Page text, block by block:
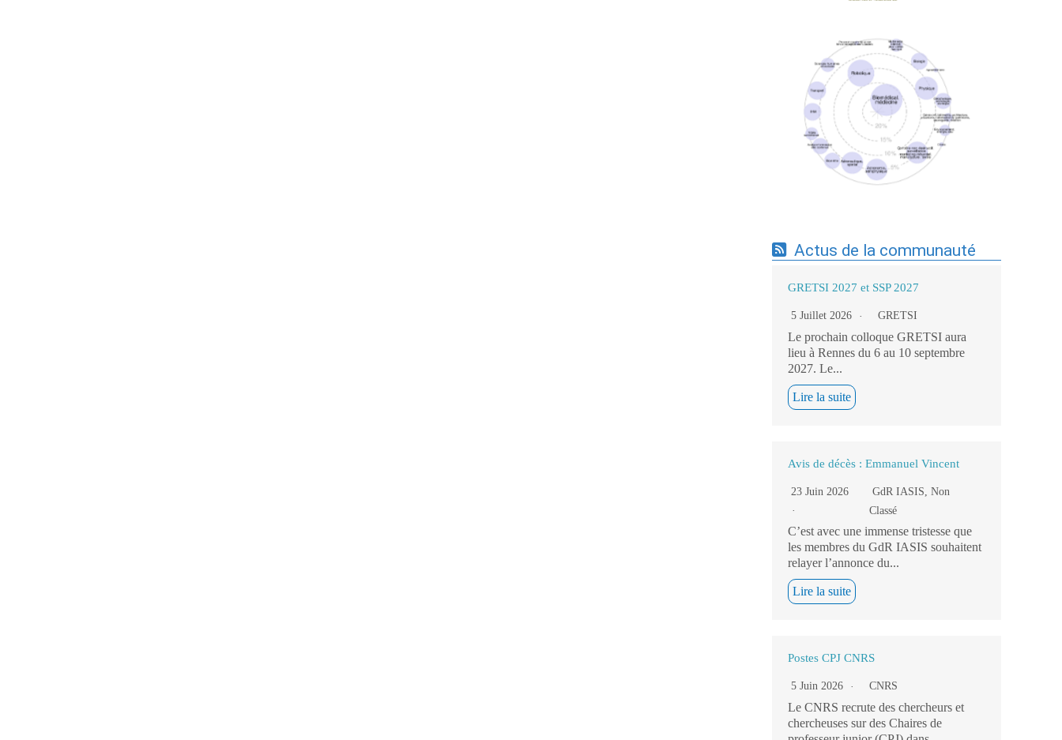
Expertises du GdR - cartographie par mots-
clés applicatifs - 19/09/2025
Actus de la communauté
GRETSI 2027 et SSP 2027
5 Juillet 2026 GRETSI
Le prochain colloque GRETSI aura
lieu à Rennes du 6 au 10 septembre
2027. Le...
Lire la suite
Avis de décès : Emmanuel Vincent
23 Juin 2026 GdR IASIS,Non
Classé
C’est avec une immense tristesse que
les membres du GdR IASIS souhaitent
relayer l’annonce du...
Lire la suite
Postes CPJ CNRS
5 Juin 2026 CNRS
Le CNRS recrute des chercheurs et
chercheuses sur des Chaires de